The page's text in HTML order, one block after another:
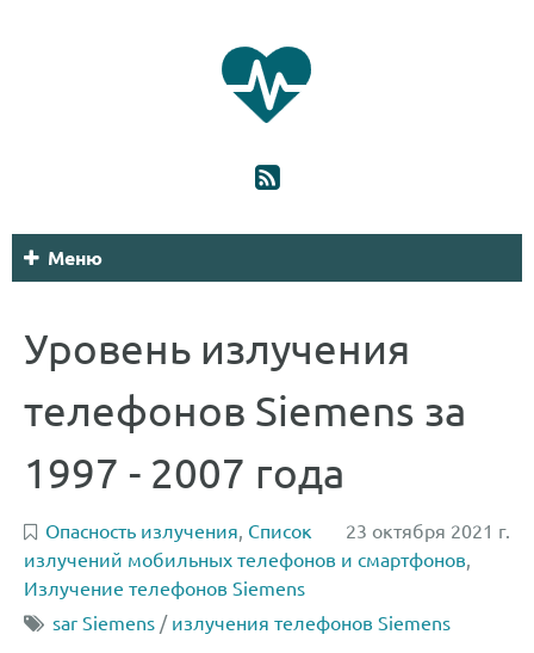
Меню
Уровень излучения
телефонов Siemens за
1997 - 2007 года
23 октября 2021 г.
Опасность излучения, Список
излучений мобильных телефонов и смартфонов,
Излучение телефонов Siemens
sar Siemens / излучения телефонов Siemens